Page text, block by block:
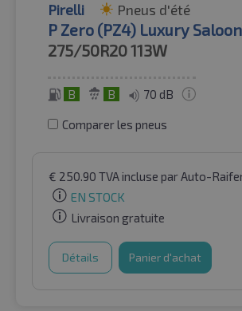
Pirelli Pneus d'été
P Zero (PZ4) Luxury
275/50R20113W
B B 70 dB
Comparer les pneus
€ 250.90 TVA incluse par Auto-
EN STOCK
Livraison gratuite
Détails Panier d'achat